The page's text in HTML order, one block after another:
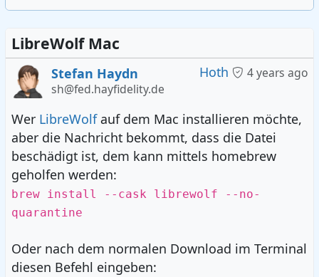
LibreWolf Mac
Hoth 4 years ago
Stefan Haydn
sh@fed.hayfidelity.de
Wer LibreWolfauf dem Mac installieren möchte,
aber die Nachricht bekommt, dass die Datei
beschädigt ist, dem kann mittels homebrew
geholfen werden:
brew install --cask librewolf --no-
quarantine
Oder nach dem normalen Download im Terminal
diesen Befehl eingeben: